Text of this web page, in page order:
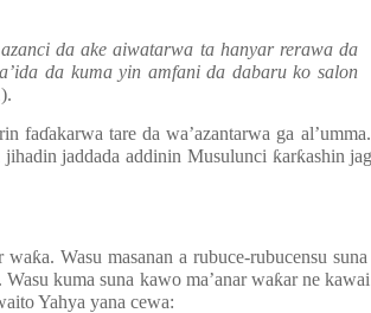
da ake aiwatarwa ta hanyar rerawa da
a’ida da kuma yin amfani da dabaru ko salon
faɗakarwa tare da wa’azantarwa ga
jaddada addinin Musulunci ƙarƙashin
waƙa. Wasu masanan a rubuce-rubucensu
Wasu kuma suna kawo ma’anar waƙar ne
Yahya yana cewa: